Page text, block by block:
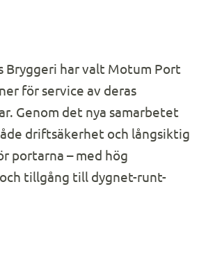
Bryggeri har valt Motum Port
för service av deras
Genom det nya samarbetet
driftsäkerhet och långsiktig
portarna – med hög
tillgång till dygnet-runt-